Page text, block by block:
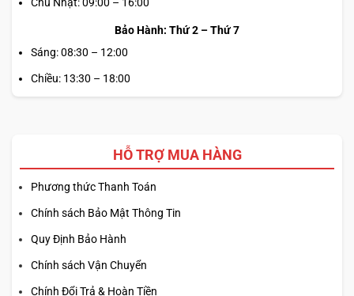
liệu hoặc làm việc văn phòng.
CAMERA FHD & ÂM THANH VỚI DTS:X®
ULTRA TÍCH HỢP
thanh tối ưu. Máy tích hợpcamera HP True Vision 1080p
FHD IR
kèm tính năng giảm nhiễu, mang lại khung hình rõ
nghị trực tuyến. Camera còn đi kèm
bảo vệ quyền riêng tư và hỗ trợ Windows Hello để đăng
nhập an toàn bằng khuôn mặt.
Bảo Hành: Thứ 2 – Thứ 7
Sáng: 08:30 – 12:00
Chiều: 13:30 – 18:00
HỖ TRỢ MUA HÀNG
Phương thức Thanh Toán
Chính sách Bảo Mật Thông Tin
Quy Định Bảo Hành
Chính sách Vận Chuyển
Chính Đổi Trả & Hoàn Tiền